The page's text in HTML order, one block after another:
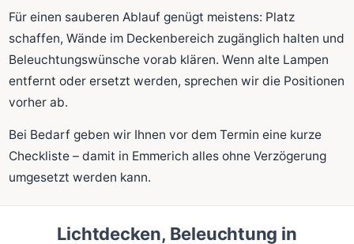
Für einen sauberen Ablauf genügt meistens: Platz
schaffen, Wände im Deckenbereich zugänglich halten und
Beleuchtungswünsche vorab klären. Wenn alte Lampen
entfernt oder ersetzt werden, sprechen wir die Positionen
vorher ab.
Bei Bedarf geben wir Ihnen vor dem Termin eine kurze
Checkliste – damit in Emmerich alles ohne Verzögerung
umgesetzt werden kann.
Lichtdecken, Beleuchtung in